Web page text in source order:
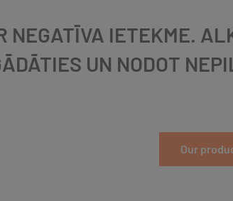
IETEKME.
UN NODOT
Our